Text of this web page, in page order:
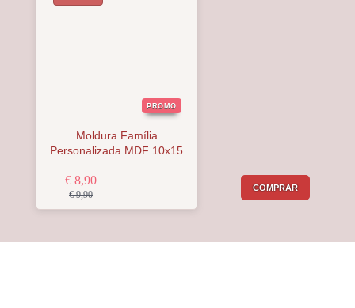
PROMO
Moldura Família
Personalizada MDF 10x15
€ 8,90
€ 9,90
COMPRAR